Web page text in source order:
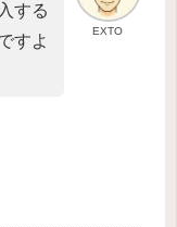
EXTO
する
すよ